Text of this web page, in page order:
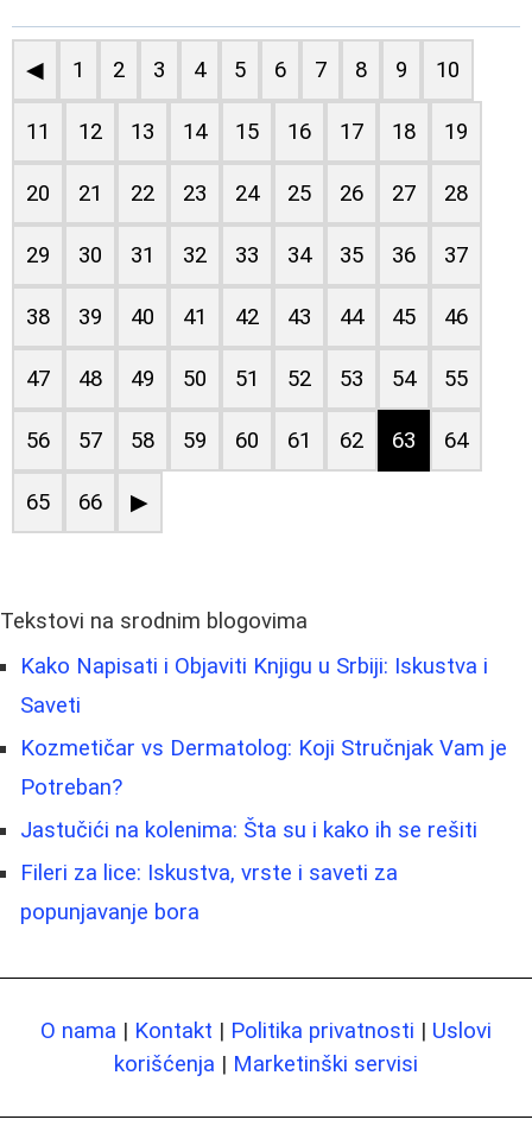
◀ 1 2 3 4 5 6 7 8 9 10
11 12 13 14 15 16 17 18 19
20 21 22 23 24 25 26 27 28
29 30 31 32 33 34 35 36 37
38 39 40 41 42 43 44 45 46
47 48 49 50 51 52 53 54 55
56 57 58 59 60 61 62 63 64
65 66 ▶
Tekstovi na srodnim blogovima
Kako Napisati i Objaviti Knjigu u Srbiji: Iskustva i
Saveti
Kozmetičar vs Dermatolog: Koji Stručnjak Vam je
Potreban?
Jastučići na kolenima: Šta su i kako ih se rešiti
Fileri za lice: Iskustva, vrste i saveti za
popunjavanje bora
O nama | Kontakt | Politika privatnosti | Uslovi
korišćenja | Marketinški servisi